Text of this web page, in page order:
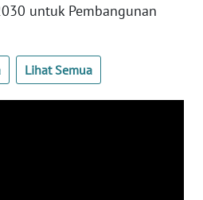
untuk Pembangunan
Lihat Semua